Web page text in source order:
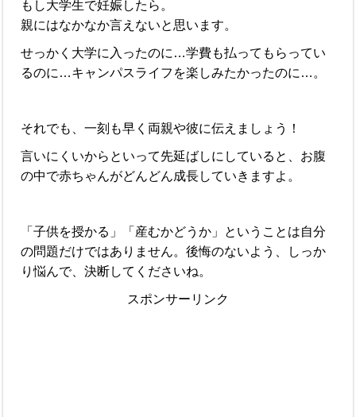
もし大学生で妊娠したら。
親にはなかなか言えないと思います。
せっかく大学に入ったのに…学費も払ってもらってい
るのに…キャンパスライフを楽しみたかったのに…。
それでも、一刻も早く両親や彼に伝えましょう！
言いにくいからといって先延ばしにしていると、お腹
の中で赤ちゃんがどんどん成長していきますよ。
「子供を授かる」「産むかどうか」ということは自分
の問題だけではありません。後悔のないよう、しっか
り悩んで、決断してくださいね。
スポンサーリンク